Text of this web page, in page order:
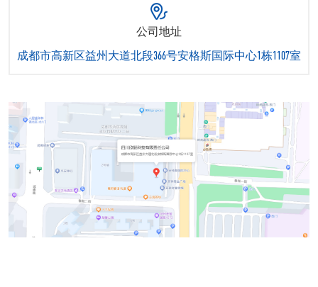
公司地址
成都市高新区益州大道北段366号安格斯国际中心1栋1107室